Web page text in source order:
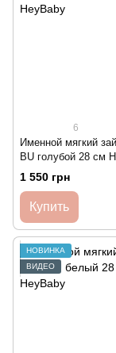
6
Именной мягкий
BU голубой 28 см
1 550 грн
Купить
НОВИНКА
ВИДЕО